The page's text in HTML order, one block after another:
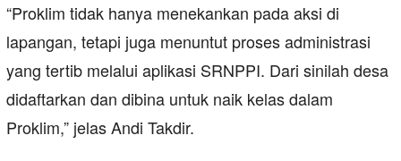
“Proklim tidak hanya menekankan pada aksi di
lapangan, tetapi juga menuntut proses administrasi
yang tertib melalui aplikasi SRNPPI. Dari sinilah desa
didaftarkan dan dibina untuk naik kelas dalam
Proklim,” jelas Andi Takdir.